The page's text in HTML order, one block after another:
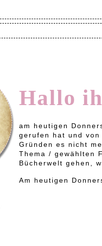
Hallo
am heutigen
gerufen hat und
Gründen es nicht
Thema / gewählten
Bücherwelt gehen,
Am heutigen